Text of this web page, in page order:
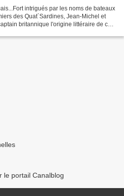
intrigués par les noms de bateaux
des Quat´Sardines, Jean-Michel et
britannique l'origine littéraire de ces
le portail Canalblog